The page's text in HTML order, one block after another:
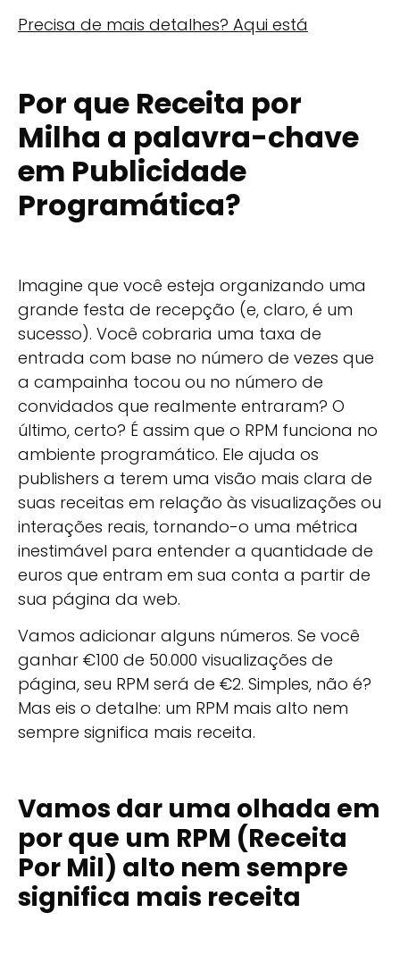
Precisa de mais detalhes? Aqui está
Por que Receita por
Milha a palavra-chave
em Publicidade
Programática?
Imagine que você esteja organizando uma
grande festa de recepção (e, claro, é um
sucesso). Você cobraria uma taxa de
entrada com base no número de vezes que
a campainha tocou ou no número de
convidados que realmente entraram? O
último, certo? É assim que o RPM funciona no
ambiente programático. Ele ajuda os
publishers a terem uma visão mais clara de
suas receitas em relação às visualizações ou
interações reais, tornando-o uma métrica
inestimável para entender a quantidade de
euros que entram em sua conta a partir de
sua página da web.
Vamos adicionar alguns números. Se você
ganhar €100 de 50.000 visualizações de
página, seu RPM será de €2. Simples, não é?
Mas eis o detalhe: um RPM mais alto nem
sempre significa mais receita.
Vamos dar uma olhada em
por que um RPM (Receita
Por Mil) alto nem sempre
significa mais receita